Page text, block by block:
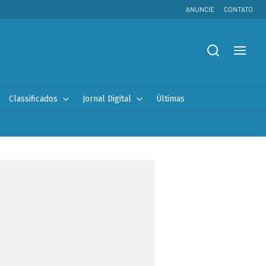
ANUNCIE CONTATO
Classificados Jornal Digital Últimas